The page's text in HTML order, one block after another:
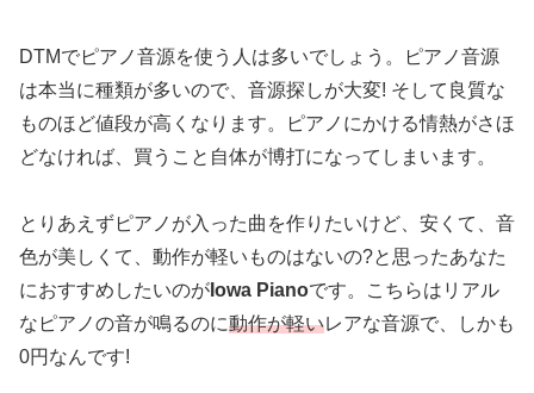
DTMでピアノ音源を使う人は多いでしょう。ピアノ音源
は本当に種類が多いので、音源探しが大変! そして良質な
ものほど値段が高くなります。ピアノにかける情熱がさほ
どなければ、買うこと自体が博打になってしまいます。
とりあえずピアノが入った曲を作りたいけど、安くて、音
色が美しくて、動作が軽いものはないの?と思ったあなた
におすすめしたいのが Iowa Pianoです。こちらはリアル
なピアノの音が鳴るのに動作が軽いレアな音源で、しかも
0円なんです!